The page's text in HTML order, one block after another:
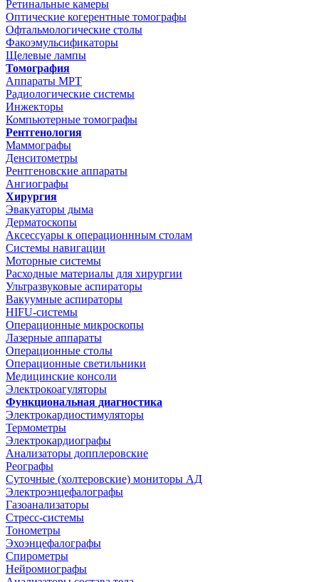
Ретинальные камеры
Оптические когерентные томографы
Офтальмологические столы
Факоэмульсификаторы
Щелевые лампы
Томография
Аппараты МРТ
Радиологические системы
Инжекторы
Компьютерные томографы
Рентгенология
Маммографы
Денситометры
Рентгеновские аппараты
Ангиографы
Хирургия
Эвакуаторы дыма
Дерматоскопы
Аксессуары к операционнным столам
Системы навигации
Моторные системы
Расходные материалы для хирургии
Ультразвуковые аспираторы
Вакуумные аспираторы
HIFU-системы
Операционные микроскопы
Лазерные аппараты
Операционные столы
Операционные светильники
Медицинские консоли
Электрокоагуляторы
Функциональная диагностика
Электрокардиостимуляторы
Термометры
Электрокардиографы
Анализаторы допплеровские
Реографы
Суточные (холтеровские) мониторы АД
Электроэнцефалографы
Газоанализаторы
Стресс-системы
Тонометры
Эхоэнцефалографы
Спирометры
Нейромиографы